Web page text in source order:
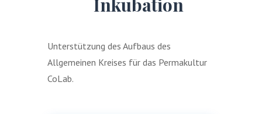
Unterstützung des Aufbaus des
Allgemeinen Kreises für das Permakultur
CoLab.